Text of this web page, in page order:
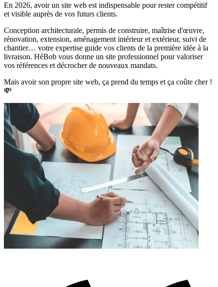
En 2026, avoir un site web est indispensable pour rester compétitif
et visible auprès de vos futurs clients.
Conception architecturale, permis de construire, maîtrise d'œuvre,
rénovation, extension, aménagement intérieur et extérieur, suivi de
chantier… votre expertise guide vos clients de la première idée à la
livraison. HéBob vous donne un site professionnel pour valoriser
vos références et décrocher de nouveaux mandats.
Mais avoir son propre site web, ça prend du temps et ça coûte cher !
💸